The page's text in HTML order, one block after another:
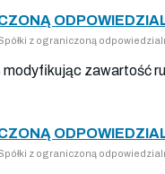
z ograniczoną
modyfikując zawartość
z ograniczoną